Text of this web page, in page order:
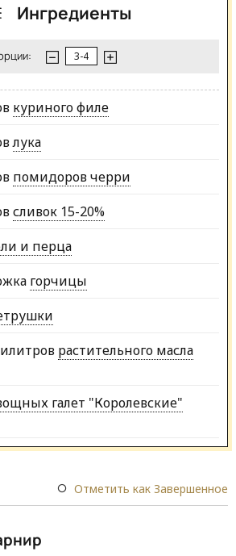
Ингредиенты
куриного филе
лука
помидоров черри
сливок 15-20%
и перца
горчицы
растительного масла
галет "Королевские"
Отметить как Завершенное